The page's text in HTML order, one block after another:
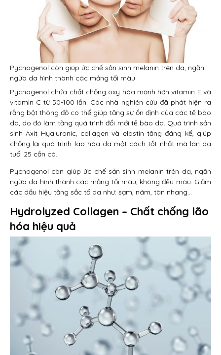
Pycnogenol còn giúp ức chế sản sinh melanin trên da, ngăn
ngừa da hình thành các mảng tối màu
Pycnogenol chứa chất chống oxy hóa mạnh hơn vitamin E và
vitamin C từ 50-100 lần. Các nhà nghiên cứu đã phát hiện ra
rằng bột thông đỏ có thể giúp tăng sự ổn định của các tế bào
da, do đó làm tăng quá trình đổi mới tế bào da. Quá trình sản
sinh Axit Hyaluronic, collagen và elastin tăng đáng kể, giúp
chống lại quá trình lão hóa da một cách tốt nhất mà làn da
tuổi 25 cần có.
Pycnogenol còn giúp ức chế sản sinh melanin trên da, ngăn
ngừa da hình thành các mảng tối màu, không đều màu. Giảm
các dấu hiệu tăng sắc tố da như: sạm, nám, tàn nhang…
Hydrolyzed Collagen – Chất chống lão
hóa hiệu quả